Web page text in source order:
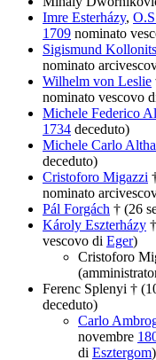
Imre Esterházy,
1709 nominato
Sigismund
nominato
Wilhelm von Leslie
nominato vescovo
Michele Federico
1734 deceduto)
Michele Carlo
deceduto)
Cristoforo Migazzi
nominato
Pál Forgách † (26
Károly Eszterházy
vescovo di Eger)
Cristoforo
Ferenc Splenyi †
deceduto)
Carlo
novembre
di Esztergom